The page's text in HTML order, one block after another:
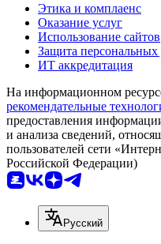
Этика и комплаенс
Оказание услуг
Использование сайтов
Защита
ИТ аккредитация
На информационном
рекомендательные
предоставления
и анализа сведений,
пользователей сети
Российской Федерации)
Русский